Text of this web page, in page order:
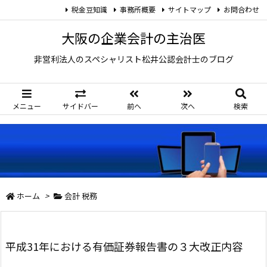
大阪の企業会計の主治医
非営利法人のスペシャリスト松井公認会計士のブログ
メニュー サイドバー 前へ 次へ 検索
税金豆知識 事務所概要 サイトマップ お問合わせ
ホーム > 会計 税務
平成31年における有価証券報告書の３大改正内容